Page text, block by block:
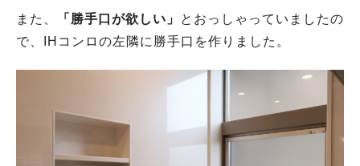
また、 「勝手口が欲しい」
とおっしゃっていましたの
で、IHコンロの左隣に勝手口を作りました。